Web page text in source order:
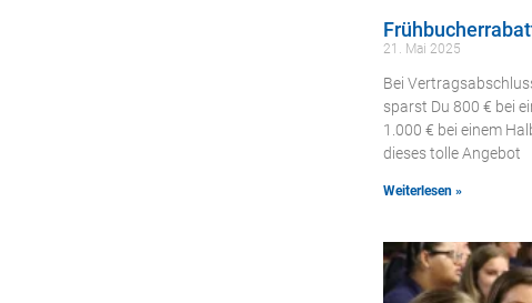
21. Mai 2025
Bei
sparst Du 800 € bei
1.000 € bei einem
dieses tolle Angebot
Weiterlesen »